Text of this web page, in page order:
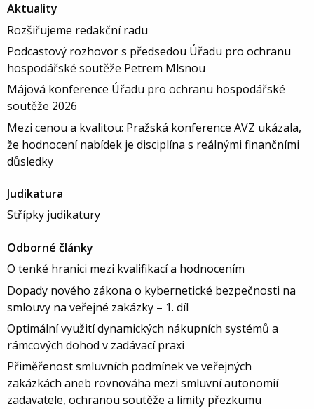
Aktuality
Rozšiřujeme redakční radu
Podcastový rozhovor s předsedou Úřadu pro ochranu
hospodářské soutěže Petrem Mlsnou
Májová konference Úřadu pro ochranu hospodářské
soutěže 2026
Mezi cenou a kvalitou: Pražská konference AVZ ukázala,
že hodnocení nabídek je disciplína s reálnými finančními
důsledky
Judikatura
Střípky judikatury
Odborné články
O tenké hranici mezi kvalifikací a hodnocením
Dopady nového zákona o kybernetické bezpečnosti na
smlouvy na veřejné zakázky – 1. díl
Optimální využití dynamických nákupních systémů a
rámcových dohod v zadávací praxi
Přiměřenost smluvních podmínek ve veřejných
zakázkách aneb rovnováha mezi smluvní autonomií
zadavatele, ochranou soutěže a limity přezkumu